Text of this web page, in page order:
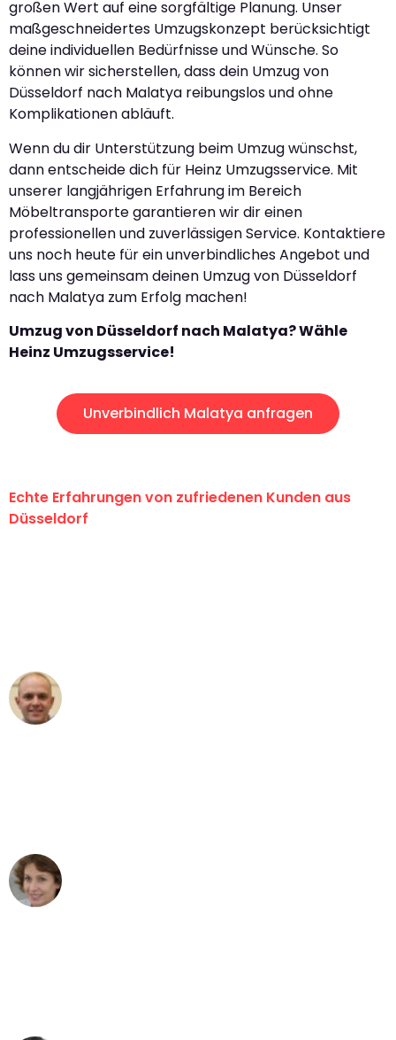
großen Wert auf eine sorgfältige Planung. Unser
maßgeschneidertes Umzugskonzept berücksichtigt
deine individuellen Bedürfnisse und Wünsche. So
können wir sicherstellen, dass dein Umzug von
Düsseldorf nach Malatya reibungslos und ohne
Komplikationen abläuft.
Wenn du dir Unterstützung beim Umzug wünschst,
dann entscheide dich für Heinz Umzugsservice. Mit
unserer langjährigen Erfahrung im Bereich
Möbeltransporte garantieren wir dir einen
professionellen und zuverlässigen Service. Kontaktiere
uns noch heute für ein unverbindliches Angebot und
lass uns gemeinsam deinen Umzug von Düsseldorf
nach Malatya zum Erfolg machen!
Umzug von Düsseldorf nach Malatya? Wähle
Heinz Umzugsservice!
Unverbindlich Malatya anfragen
Echte Erfahrungen von zufriedenen Kunden aus
Düsseldorf